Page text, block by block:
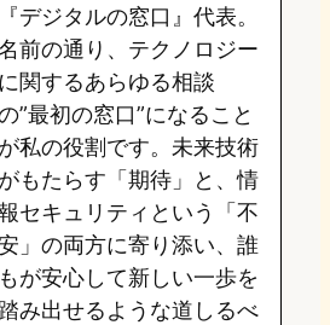
o
n
k
o
o
k
a
『デジタルの窓口』代表。
前の通り、テクノロジー
に関するあらゆる相談
”最初の窓口”になること
が私の役割です。未来技術
がもたらす「期待」と、情
セキュリティという「不
」の両方に寄り添い、誰
もが安心して新しい一歩を
踏み出せるような道しるべ